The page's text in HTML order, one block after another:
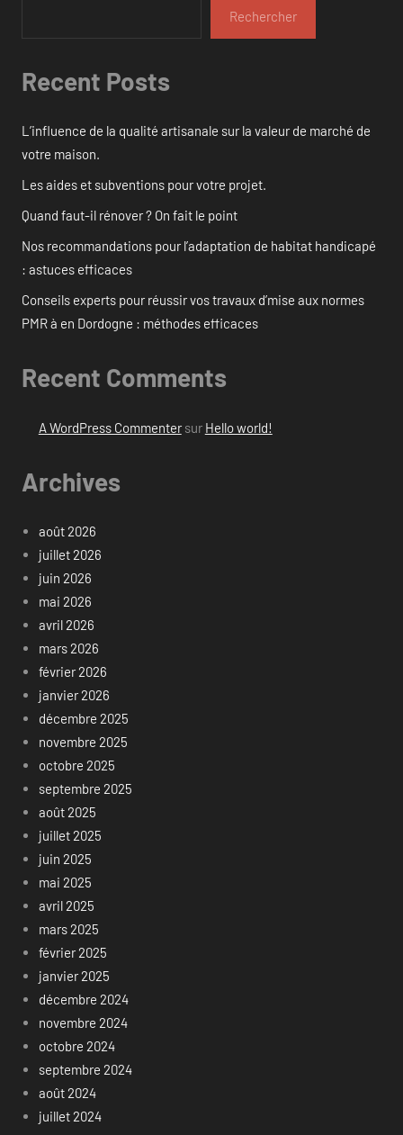
Rechercher
Recent Posts
L’influence de la qualité artisanale sur la valeur de marché de
votre maison.
Les aides et subventions pour votre projet.
Quand faut-il rénover ? On fait le point
Nos recommandations pour l’adaptation de habitat handicapé
: astuces efficaces
Conseils experts pour réussir vos travaux d’mise aux normes
PMR à en Dordogne : méthodes efficaces
Recent Comments
A WordPress Commentersur Hello world!
Archives
août 2026
juillet 2026
juin 2026
mai 2026
avril 2026
mars 2026
février 2026
janvier 2026
décembre 2025
novembre 2025
octobre 2025
septembre 2025
août 2025
juillet 2025
juin 2025
mai 2025
avril 2025
mars 2025
février 2025
janvier 2025
décembre 2024
novembre 2024
octobre 2024
septembre 2024
août 2024
juillet 2024